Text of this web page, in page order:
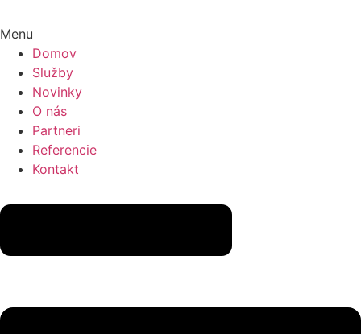
Menu
Domov
Služby
Novinky
O nás
Partneri
Referencie
Kontakt